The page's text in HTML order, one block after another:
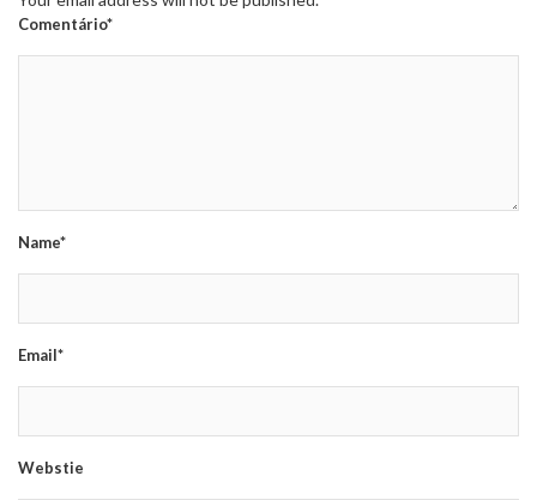
Comentário*
Name*
Email*
Webstie